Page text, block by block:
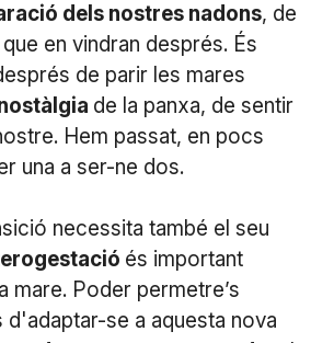
dels nostres nadons, de
en vindran després. És
de parir les mares
de la panxa, de sentir
Hem passat, en pocs
una a ser-ne dos.
necessita també el seu
és important
mare. Poder permetre’s
d'adaptar-se a aquesta nova